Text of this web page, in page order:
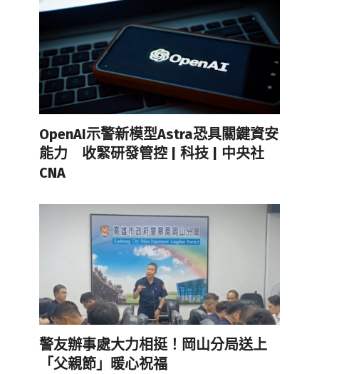
OpenAI示警新模型Astra恐具關鍵資安
能力 收緊研發管控 | 科技 | 中央社
CNA
警友辦事處大力相挺！岡山分局送上
「父親節」暖心祝福